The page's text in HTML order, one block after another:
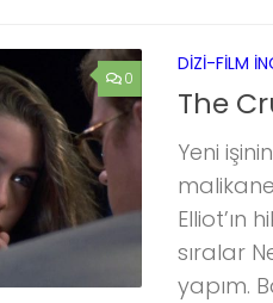
0
DIZI-FILM
The
Yeni
Elliot’ın
sıralar
yapım.